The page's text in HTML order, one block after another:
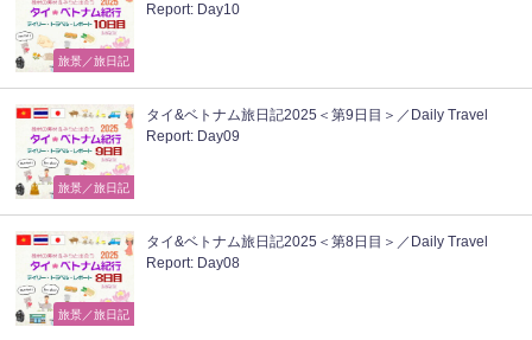
旅景／旅日記
Report: Day10
旅景／旅日記
タイ&ベトナム旅日記2025＜第9日目＞／Daily Travel
Report: Day09
旅景／旅日記
タイ&ベトナム旅日記2025＜第8日目＞／Daily Travel
Report: Day08